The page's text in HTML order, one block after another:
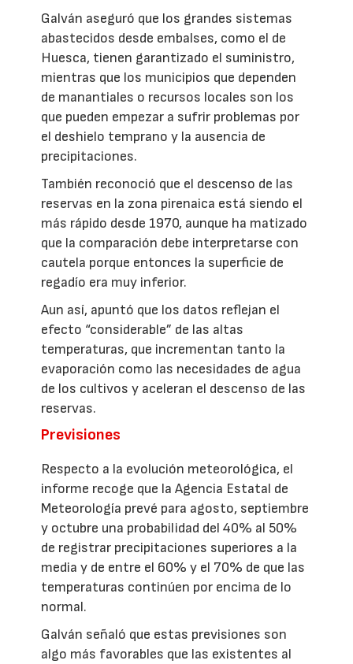
Galván aseguró que los grandes sistemas
abastecidos desde embalses, como el de
Huesca, tienen garantizado el suministro,
mientras que los municipios que dependen
de manantiales o recursos locales son los
que pueden empezar a sufrir problemas por
el deshielo temprano y la ausencia de
precipitaciones.
También reconoció que el descenso de las
reservas en la zona pirenaica está siendo el
más rápido desde 1970, aunque ha matizado
que la comparación debe interpretarse con
cautela porque entonces la superficie de
regadío era muy inferior.
Aun así, apuntó que los datos reflejan el
efecto “considerable” de las altas
temperaturas, que incrementan tanto la
evaporación como las necesidades de agua
de los cultivos y aceleran el descenso de las
reservas.
Previsiones
Respecto a la evolución meteorológica, el
informe recoge que la Agencia Estatal de
Meteorología prevé para agosto, septiembre
y octubre una probabilidad del 40% al 50%
de registrar precipitaciones superiores a la
media y de entre el 60% y el 70% de que las
temperaturas continúen por encima de lo
normal.
Galván señaló que estas previsiones son
algo más favorables que las existentes al